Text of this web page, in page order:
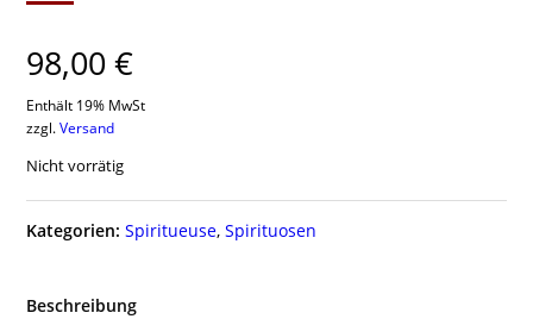
98,00€
Enthält 19% MwSt
zzgl.Versand
Nicht vorrätig
Kategorien: Spiritueuse,Spirituosen
Beschreibung